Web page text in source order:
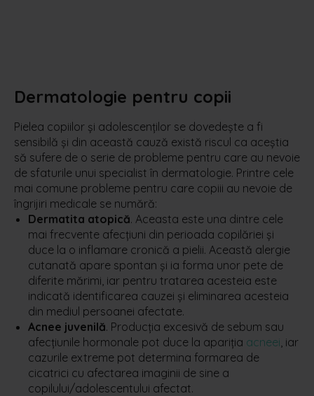
Dermatologie pentru copii
Pielea copiilor și adolescenților se dovedește a fi
sensibilă și din această cauză există riscul ca aceștia
să sufere de o serie de probleme pentru care au nevoie
de sfaturile unui specialist în dermatologie. Printre cele
mai comune probleme pentru care copiii au nevoie de
îngrijiri medicale se numără:
Dermatita atopică. Aceasta este una dintre cele
mai frecvente afecțiuni din perioada copilăriei și
duce la o inflamare cronică a pielii. Această alergie
cutanată apare spontan și ia forma unor pete de
diferite mărimi, iar pentru tratarea acesteia este
indicată identificarea cauzei și eliminarea acesteia
din mediul persoanei afectate.
Acnee juvenilă. Producția excesivă de sebum sau
afecțiunile hormonale pot duce la apariția acneei , iar
cazurile extreme pot determina formarea de
cicatrici cu afectarea imaginii de sine a
copilului/adolescentului afectat.